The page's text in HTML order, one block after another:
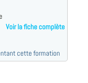
Voir la fiche complète
cette formation